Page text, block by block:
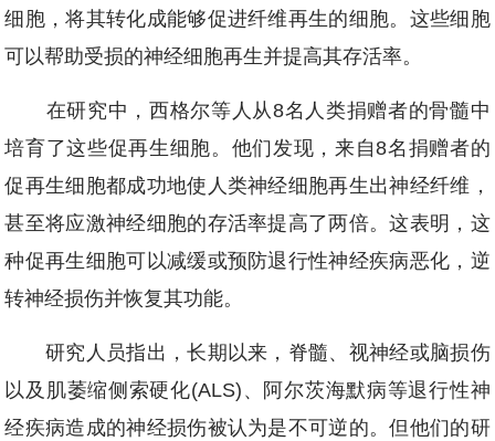
细胞，将其转化成能够促进纤维再生的细胞。这些细胞
可以帮助受损的神经细胞再生并提高其存活率。
在研究中，西格尔等人从8名人类捐赠者的骨髓中
培育了这些促再生细胞。他们发现，来自8名捐赠者的
促再生细胞都成功地使人类神经细胞再生出神经纤维，
甚至将应激神经细胞的存活率提高了两倍。这表明，这
种促再生细胞可以减缓或预防退行性神经疾病恶化，逆
转神经损伤并恢复其功能。
研究人员指出，长期以来，脊髓、视神经或脑损伤
以及肌萎缩侧索硬化(ALS)、阿尔茨海默病等退行性神
经疾病造成的神经损伤被认为是不可逆的。但他们的研